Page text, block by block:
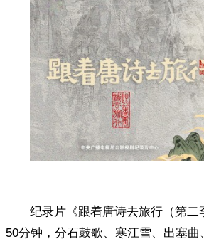
纪录片《跟着唐诗去旅行（第二
50分钟，分石鼓歌、寒江雪、出塞曲